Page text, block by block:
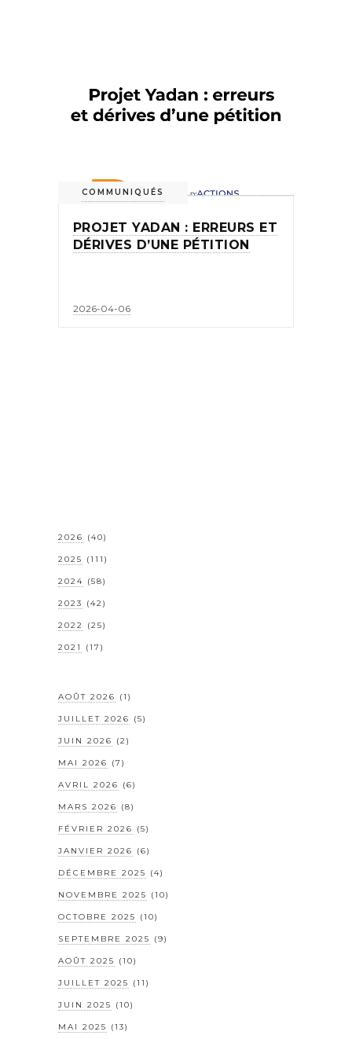
COMMUNIQUÉS
PROJET YADAN : ERREURS ET
DÉRIVES D’UNE PÉTITION
2026-04-06
2026 (40)
2025 (111)
2024 (58)
2023 (42)
2022 (25)
2021 (17)
AOÛT 2026 (1)
JUILLET 2026 (5)
JUIN 2026 (2)
MAI 2026 (7)
AVRIL 2026 (6)
MARS 2026 (8)
FÉVRIER 2026 (5)
JANVIER 2026 (6)
DÉCEMBRE 2025 (4)
NOVEMBRE 2025 (10)
OCTOBRE 2025 (10)
SEPTEMBRE 2025 (9)
AOÛT 2025 (10)
JUILLET 2025 (11)
JUIN 2025 (10)
MAI 2025 (13)